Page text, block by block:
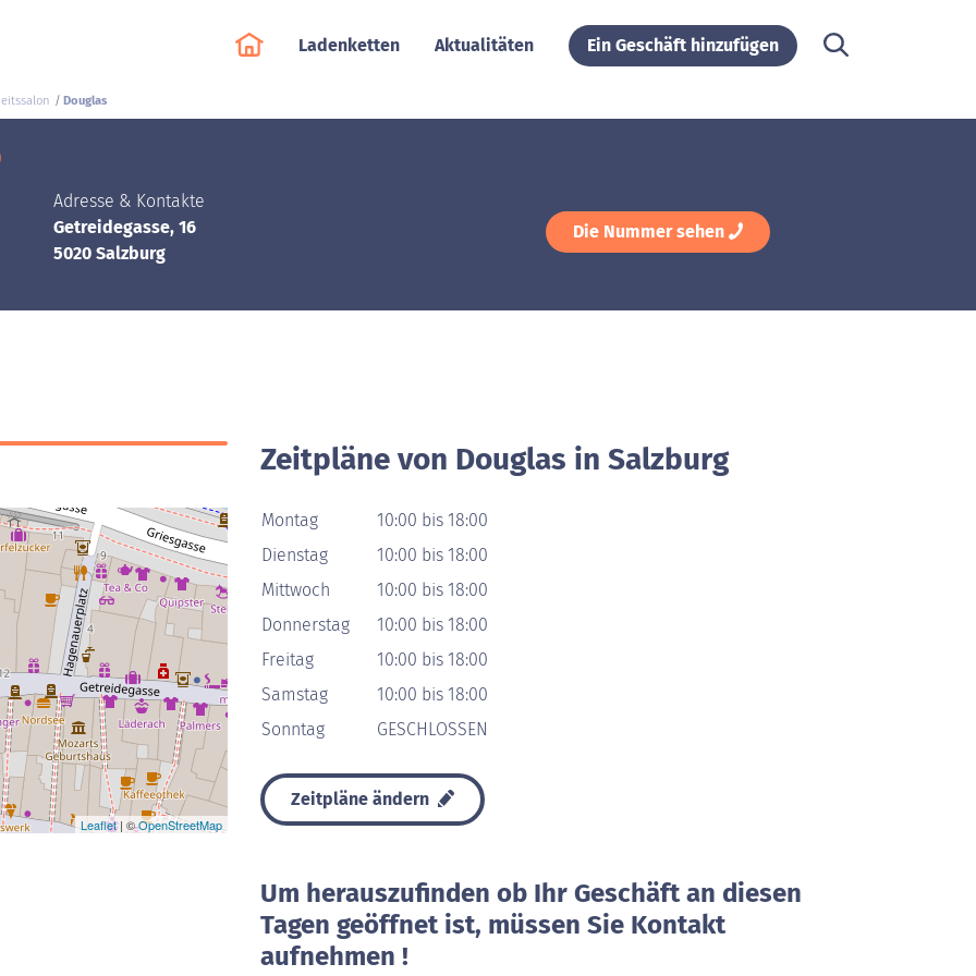
Ladenketten Aktualitäten Ein Geschäft hinzufügen
Douglas
Adresse & Kontakte
Getreidegasse, 16
5020 Salzburg
Die Nummer sehen
Leaflet| ©OpenStreetMap
Zeitpläne von Douglas in Salzburg
Montag
10:00 bis 18:00
Dienstag
10:00 bis 18:00
Mittwoch
10:00 bis 18:00
Donnerstag
10:00 bis 18:00
Freitag
10:00 bis 18:00
Samstag
10:00 bis 18:00
Sonntag
GESCHLOSSEN
Zeitpläne ändern
Um herauszufinden ob Ihr Geschäft an diesen
Tagen geöffnet ist, müssen Sie Kontakt
aufnehmen !